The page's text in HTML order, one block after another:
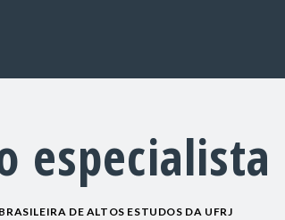
especialista
DE ALTOS ESTUDOS DA UFRJ